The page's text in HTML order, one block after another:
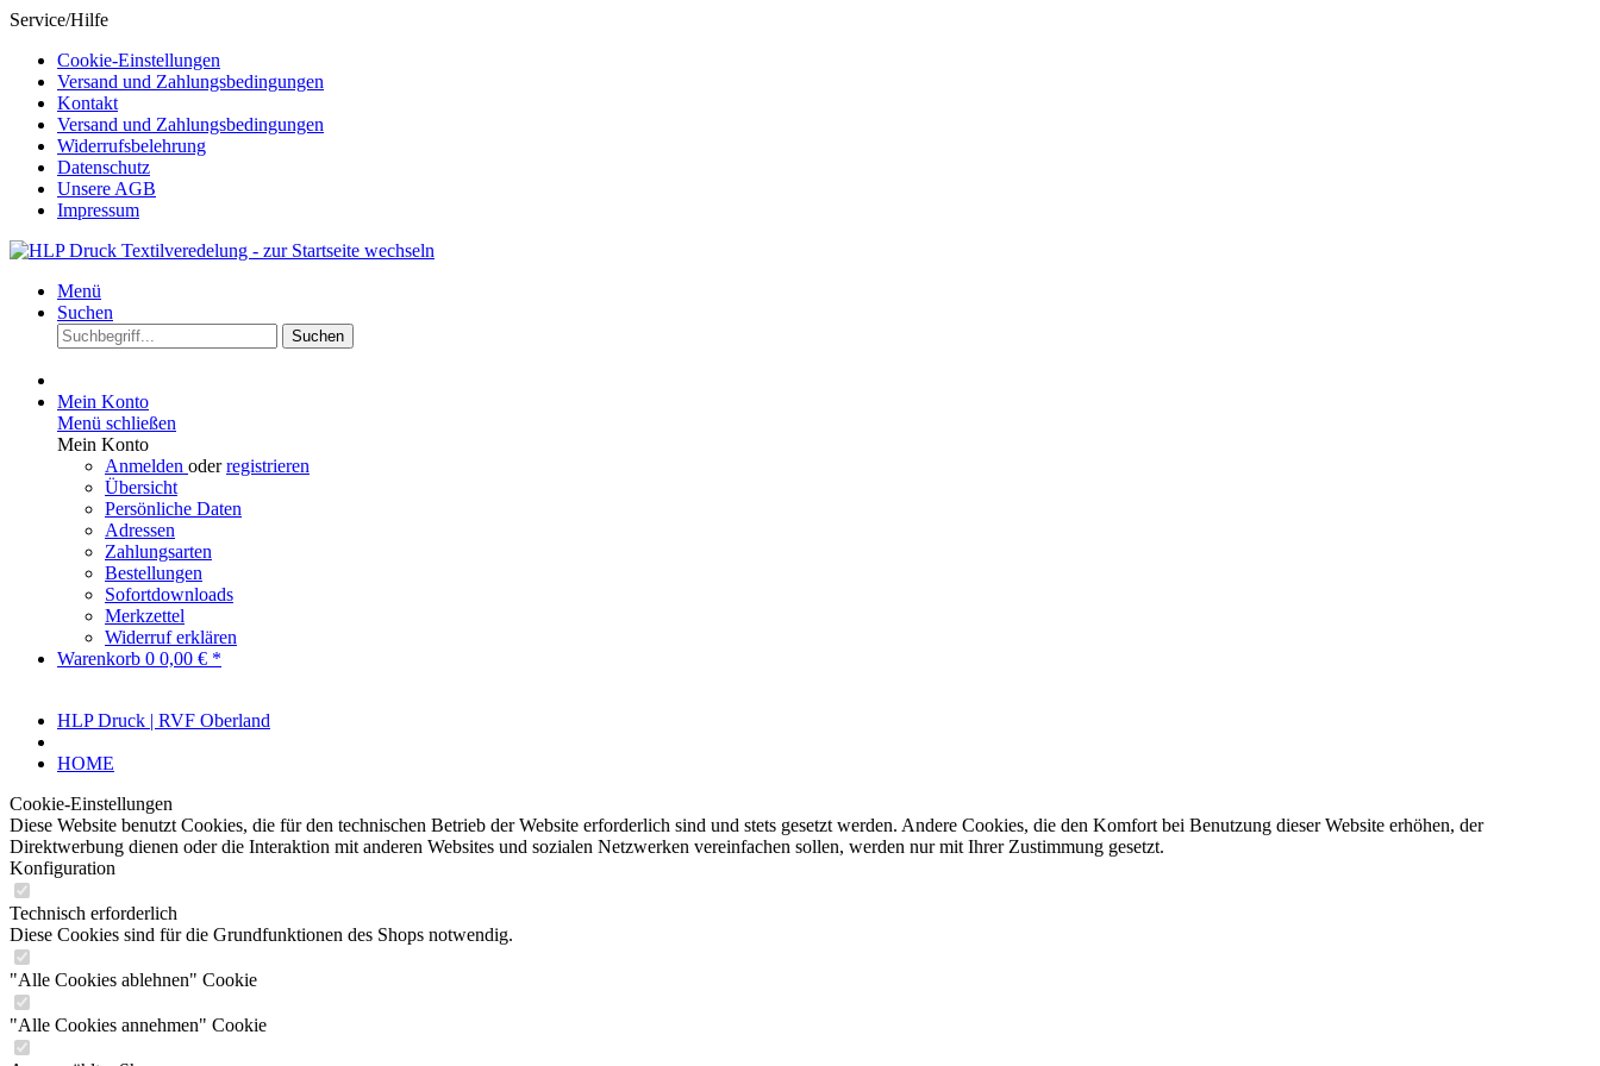
Service/Hilfe
Cookie-Einstellungen
Versand und Zahlungsbedingungen
Kontakt
Versand und Zahlungsbedingungen
Widerrufsbelehrung
Datenschutz
Unsere AGB
Impressum
Menü
Suchen
Suchen
Mein Konto
Menü schließen
Mein Konto
Anmelden oderregistrieren
Übersicht
Persönliche Daten
Adressen
Zahlungsarten
Bestellungen
Sofortdownloads
Merkzettel
Widerruf erklären
Warenkorb 0 0,00 € *
HLP Druck | RVF Oberland
HOME
Cookie-Einstellungen
Diese Website benutzt Cookies, die für den technischen Betrieb der Website erforderlich sind und stets gesetzt werden. Andere Cookies, die den Komfort bei Benutzung dieser Website erhöhen, der
Direktwerbung dienen oder die Interaktion mit anderen Websites und sozialen Netzwerken vereinfachen sollen, werden nur mit Ihrer Zustimmung gesetzt.
Konfiguration
Technisch erforderlich
Diese Cookies sind für die Grundfunktionen des Shops notwendig.
"Alle Cookies ablehnen" Cookie
"Alle Cookies annehmen" Cookie